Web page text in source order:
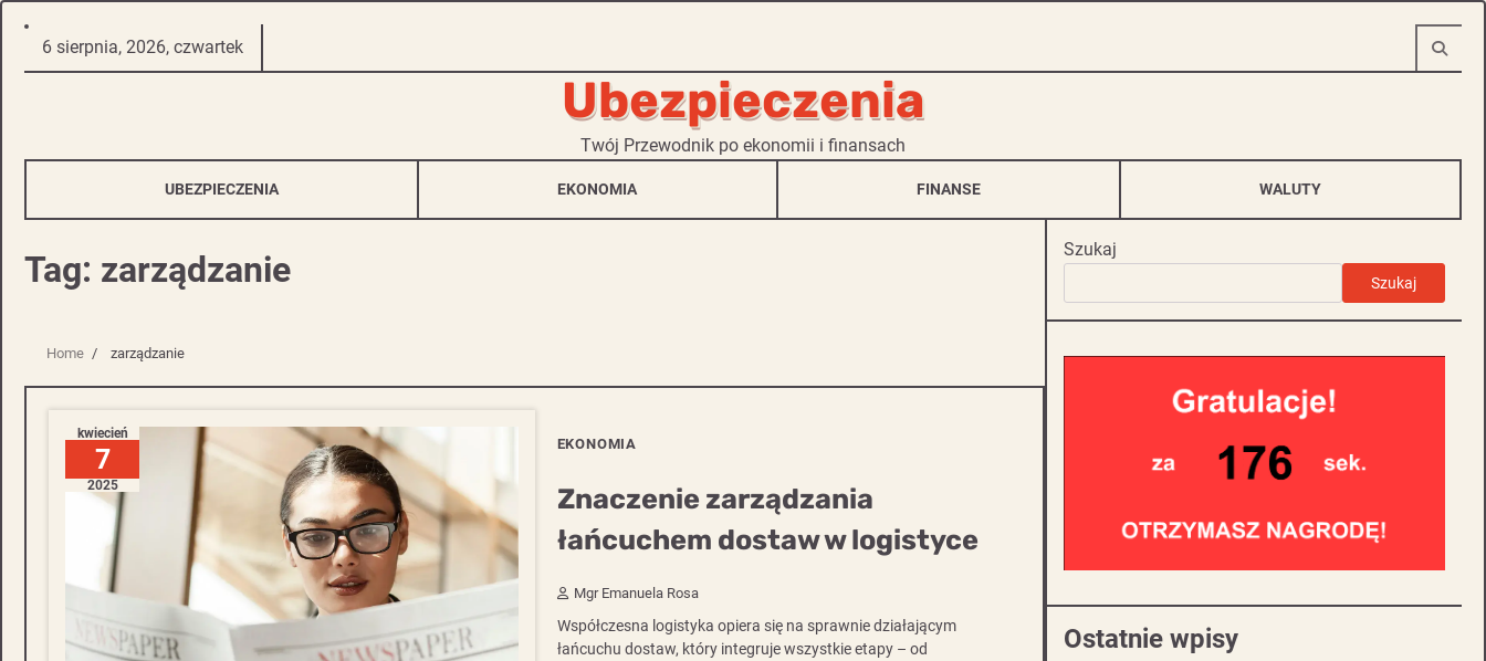
Skip
6 sierpnia, 2026, czwartek
Ubezpieczenia
Twój Przewodnik po ekonomii i finansach
UBEZPIECZENIA EKONOMIA FINANSE WALUTY
Tag: zarządzanie
Home zarządzanie
kwiecień
7
2025
EKONOMIA
Znaczenie zarządzania
łańcuchem dostaw w logistyce
Mgr Emanuela Rosa
Współczesna logistyka opiera się na sprawnie działającym
łańcuchu dostaw, który integruje wszystkie etapy – od
Szukaj
Szukaj
Ostatnie wpisy